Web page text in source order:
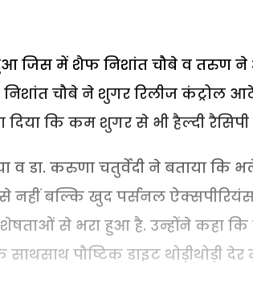
में शैफ निशांत चौबे व तरुण ने
निशांत चौबे ने शुगर रिलीज
कि कम शुगर से भी हैल्दी रैसिपी
व डा. करुणा चतुर्वेदी ने बताया
बल्कि खुद पर्सनल
से भरा हुआ है. उन्होंने कहा
पौष्टिक डाइट थोड़ीथोड़ी